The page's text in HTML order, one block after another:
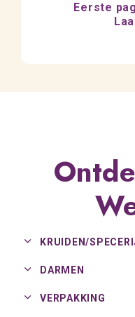
Eerste
KRUIDEN/
DARMEN
VERPAKKING